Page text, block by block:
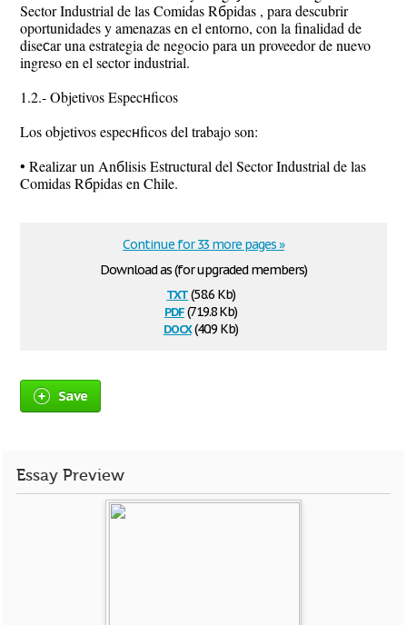
Sector Industrial de las Comidas Rбpidas , para descubrir
oportunidades y amenazas en el entorno, con la finalidad de
diseсar una estrategia de negocio para un proveedor de nuevo
ingreso en el sector industrial.
1.2.- Objetivos Especнficos
Los objetivos especнficos del trabajo son:
• Realizar un Anбlisis Estructural del Sector Industrial de las
Comidas Rбpidas en Chile.
Download as (for upgraded members)
txt(58.6 Kb)
pdf(719.8 Kb)
docx(40.9 Kb)
Continue for 33 more pages »
Save
Essay Preview